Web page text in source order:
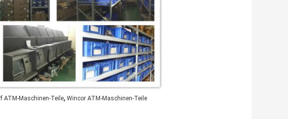
ATM-Maschinen-Teile, Wincor ATM-Maschinen-Teile